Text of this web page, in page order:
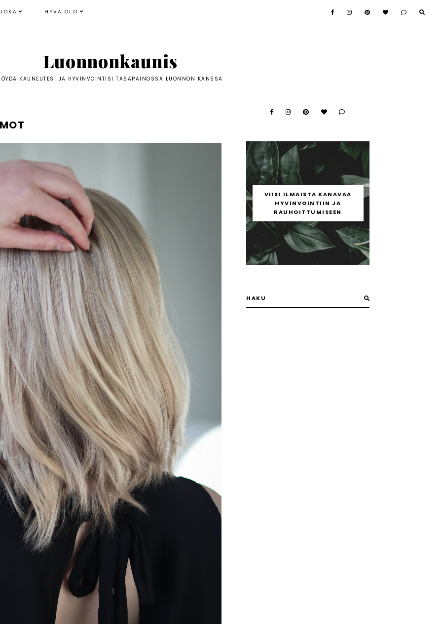
HYVÄ OLO
Luonnonkaunis
KAUNEUTESI JA HYVINVOINTISI TASAPAINOSSA LUONNON KANSSA
VIISI ILMAISTA KANAVAA
HYVINVOINTIIN JA
RAUHOITTUMISEEN